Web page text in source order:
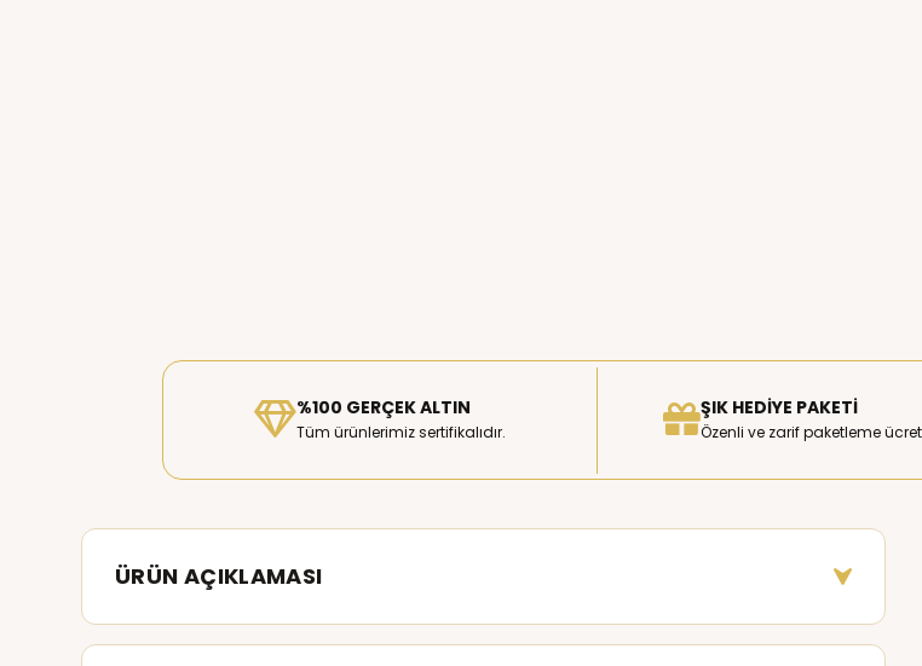
%100 GERÇEK ALTIN
Tüm ürünlerimiz sertifikalıdır.
ŞIK HEDIYE PAKETI
Özenli ve zarif paketleme
ÜRÜN AÇIKLAMASI